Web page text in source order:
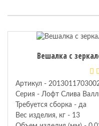
Вешалка с
Артикул -
Серия - Лофт Слива
Требуется сборка - да
Вес изделия, кг - 13